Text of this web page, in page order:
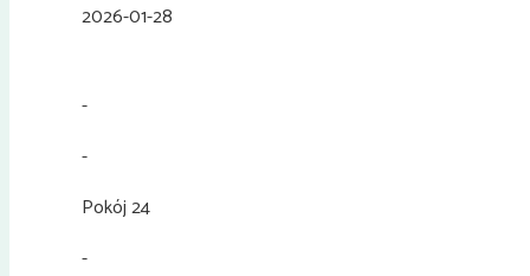
2026-01-28
-
-
Pokój 24
-